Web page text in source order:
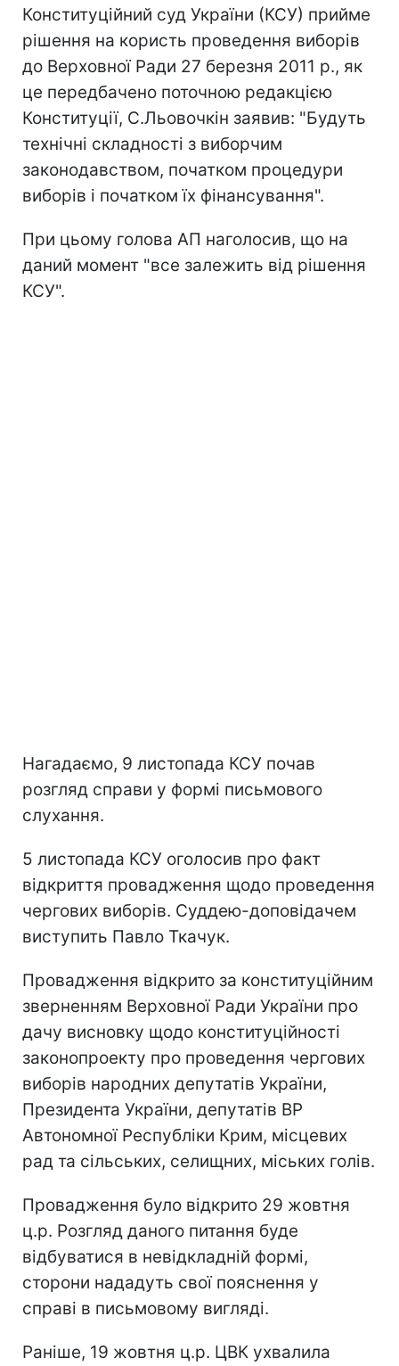
Конституційний суд України (КСУ) прийме
рішення на користь проведення виборів
до Верховної Ради 27 березня 2011 р., як
це передбачено поточною редакцією
Конституції, С.Льовочкін заявив: "Будуть
технічні складності з виборчим
законодавством, початком процедури
виборів і початком їх фінансування".
При цьому голова АП наголосив, що на
даний момент "все залежить від рішення
КСУ".
Нагадаємо, 9 листопада КСУ почав
розгляд справи у формі письмового
слухання.
5 листопада КСУ оголосив про факт
відкриття провадження щодо проведення
чергових виборів. Суддею-доповідачем
виступить Павло Ткачук.
Провадження відкрито за конституційним
зверненням Верховної Ради України про
дачу висновку щодо конституційності
законопроекту про проведення чергових
виборів народних депутатів України,
Президента України, депутатів ВР
Автономної Республіки Крим, місцевих
рад та сільських, селищних, міських голів.
Провадження було відкрито 29 жовтня
ц.р. Розгляд даного питання буде
відбуватися в невідкладній формі,
сторони нададуть свої пояснення у
справі в письмовому вигляді.
Раніше, 19 жовтня ц.р. ЦВК ухвалила